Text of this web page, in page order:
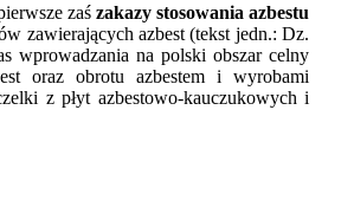
zaś zakazy stosowania azbestu
zawierających azbest (tekst jedn.: Dz.
wprowadzania na polski obszar celny
oraz obrotu azbestem i wyrobami
z płyt azbestowo-kauczukowych i